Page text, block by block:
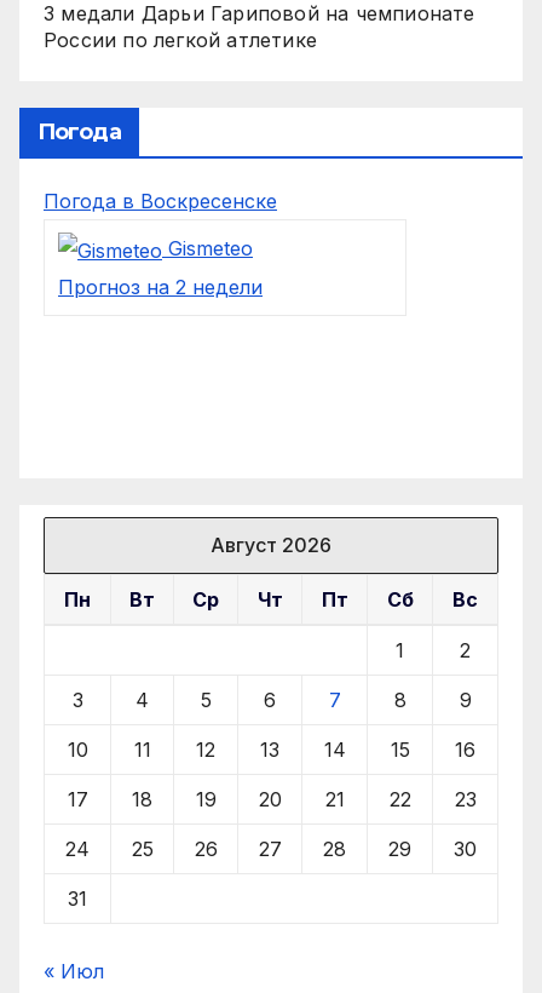
3 медали Дарьи Гариповой на чемпионате
России по легкой атлетике
Погода
Погода в Воскресенске
Gismeteo
Прогноз на 2 недели
Август 2026
Пн Вт Ср Чт Пт Сб Вс
1 2
3 4 5 6 7 8 9
10 11 12 13 14 15 16
17 18 19 20 21 22 23
24 25 26 27 28 29 30
31
« Июл